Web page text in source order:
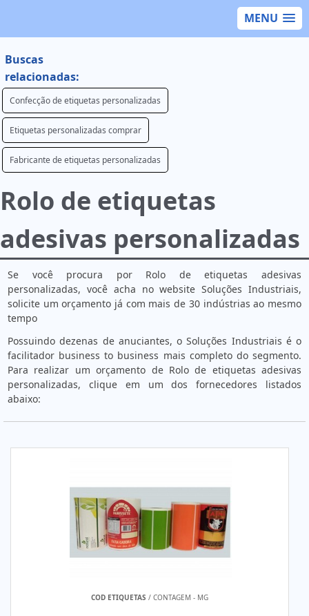
MENU
Buscas
relacionadas:
Confecção de etiquetas personalizadas
Etiquetas personalizadas comprar
Fabricante de etiquetas personalizadas
Rolo de etiquetas
adesivas personalizadas
Se você procura por Rolo de etiquetas adesivas
personalizadas, você acha no website Soluções Industriais,
solicite um orçamento já com mais de 30 indústrias ao mesmo
tempo
Possuindo dezenas de anuciantes, o Soluções Industriais é o
facilitador business to business mais completo do segmento.
Para realizar um orçamento de Rolo de etiquetas adesivas
personalizadas, clique em um dos fornecedores listados
abaixo:
COD ETIQUETAS / CONTAGEM - MG